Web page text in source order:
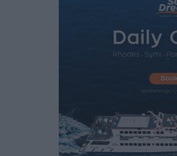
Αθλητικά• πριν 7 ώρες